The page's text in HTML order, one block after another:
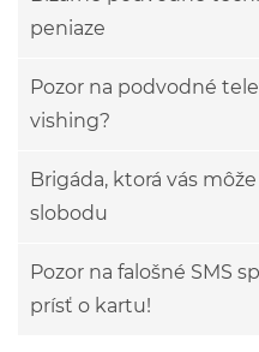
peniaze
Pozor na podvodné
vishing?
Brigáda, ktorá vás
slobodu
Pozor na falošné SMS
prísť o kartu!